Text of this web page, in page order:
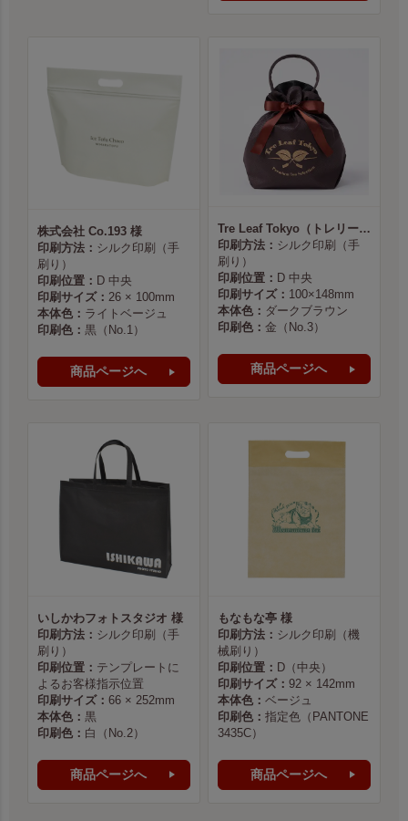
株式会社 Co.193 様
印刷方法： シルク印刷（手
刷り）
印刷位置： D 中央
印刷サイズ： 26 × 100mm
本体色： ライトベージュ
印刷色： 黒（No.1）
商品ページへ
Tre Leaf Tokyo（トレリーフ東京） 様
印刷方法： シルク印刷（手
刷り）
印刷位置： D 中央
印刷サイズ： 100×148mm
本体色： ダークブラウン
印刷色： 金（No.3）
商品ページへ
いしかわフォトスタジオ 様
印刷方法： シルク印刷（手
刷り）
印刷位置： テンプレートに
よるお客様指示位置
印刷サイズ： 66 × 252mm
本体色： 黒
印刷色： 白（No.2）
商品ページへ
もなもな亭 様
印刷方法： シルク印刷（機
械刷り）
印刷位置： D（中央）
印刷サイズ： 92 × 142mm
本体色： ベージュ
印刷色： 指定色（PANTONE
3435C）
商品ページへ